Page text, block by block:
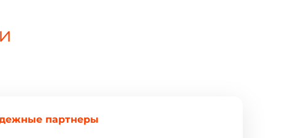
партнеры